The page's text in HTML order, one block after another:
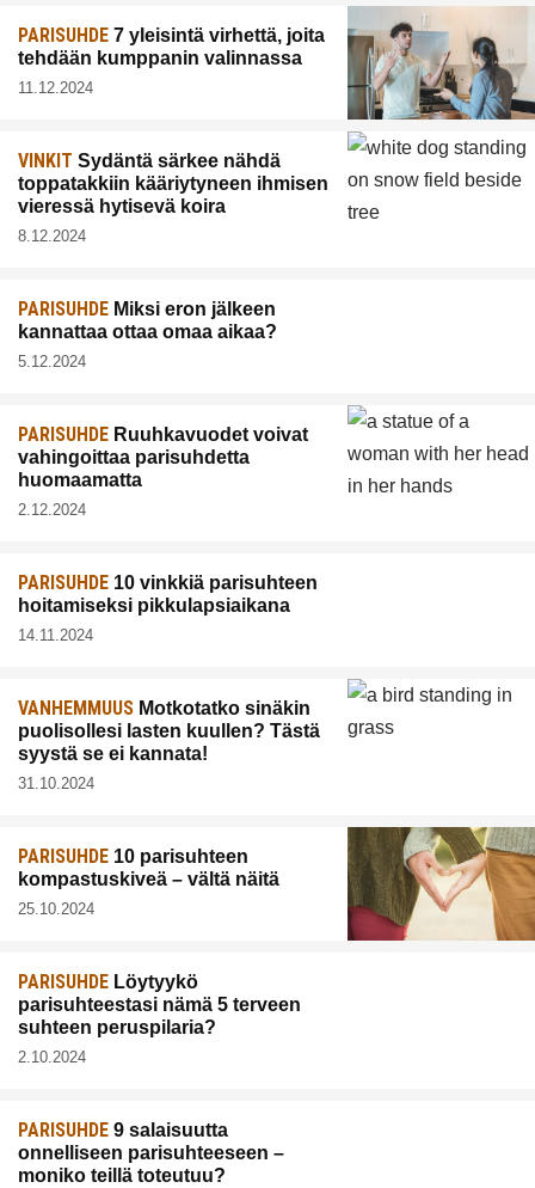
PARISUHDE 7 yleisintä virhettä, joita
tehdään kumppanin valinnassa
11.12.2024
VINKIT Sydäntä särkee nähdä
toppatakkiin kääriytyneen ihmisen
vieressä hytisevä koira
8.12.2024
PARISUHDE Miksi eron jälkeen
kannattaa ottaa omaa aikaa?
5.12.2024
PARISUHDE Ruuhkavuodet voivat
vahingoittaa parisuhdetta
huomaamatta
2.12.2024
PARISUHDE 10 vinkkiä parisuhteen
hoitamiseksi pikkulapsiaikana
14.11.2024
VANHEMMUUS Motkotatko sinäkin
puolisollesi lasten kuullen? Tästä
syystä se ei kannata!
31.10.2024
PARISUHDE 10 parisuhteen
kompastuskiveä – vältä näitä
25.10.2024
PARISUHDE Löytyykö
parisuhteestasi nämä 5 terveen
suhteen peruspilaria?
2.10.2024
PARISUHDE 9 salaisuutta
onnelliseen parisuhteeseen –
moniko teillä toteutuu?